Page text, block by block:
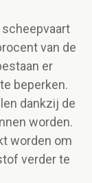
van de
er
beperken.
dankzij de
worden.
worden om
verder te